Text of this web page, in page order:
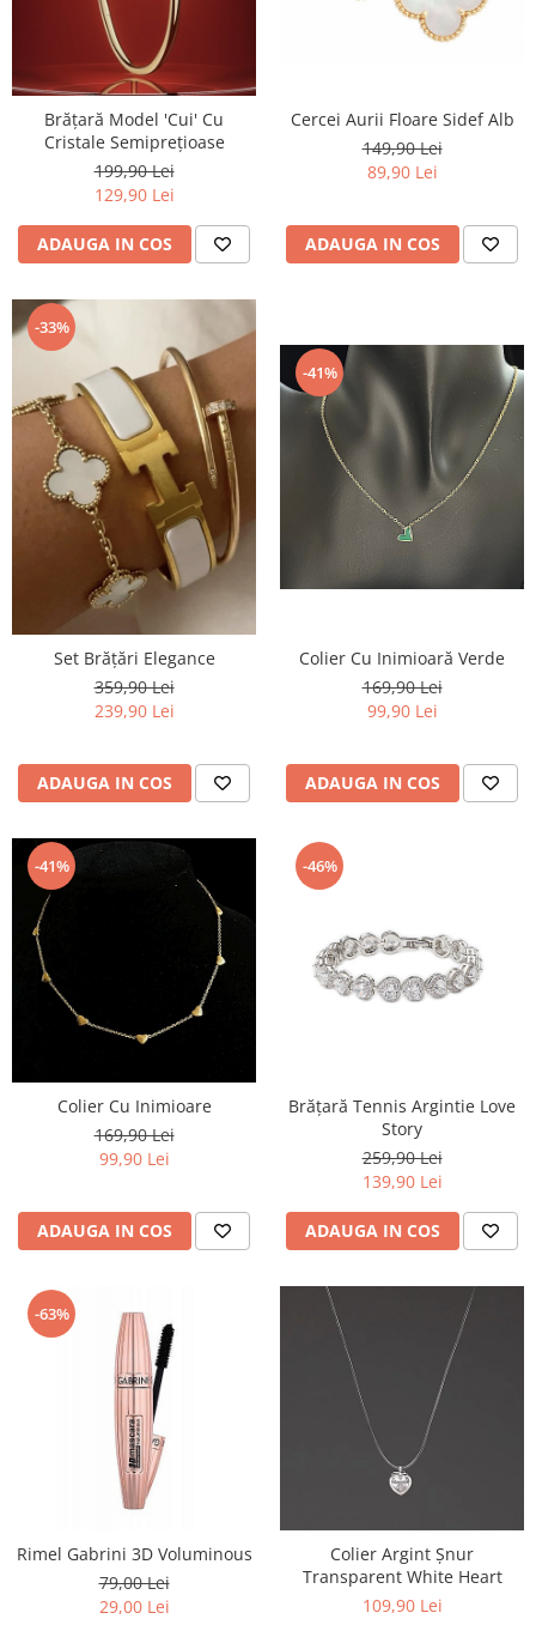
Brățară Model 'Cui' Cu
Cristale Semiprețioase
199,90 Lei
129,90 Lei
ADAUGA IN COS
Cercei Aurii Floare Sidef Alb
149,90 Lei
89,90 Lei
ADAUGA IN COS
-33%
Set Brățări Elegance
359,90 Lei
239,90 Lei
ADAUGA IN COS
-41%
Colier Cu Inimioară Verde
169,90 Lei
99,90 Lei
ADAUGA IN COS
-41%
Colier Cu Inimioare
169,90 Lei
99,90 Lei
ADAUGA IN COS
-46%
Brățară Tennis Argintie Love
Story
259,90 Lei
139,90 Lei
ADAUGA IN COS
-63%
Rimel Gabrini 3D Voluminous
79,00 Lei
29,00 Lei
Colier Argint Șnur
Transparent White Heart
109,90 Lei